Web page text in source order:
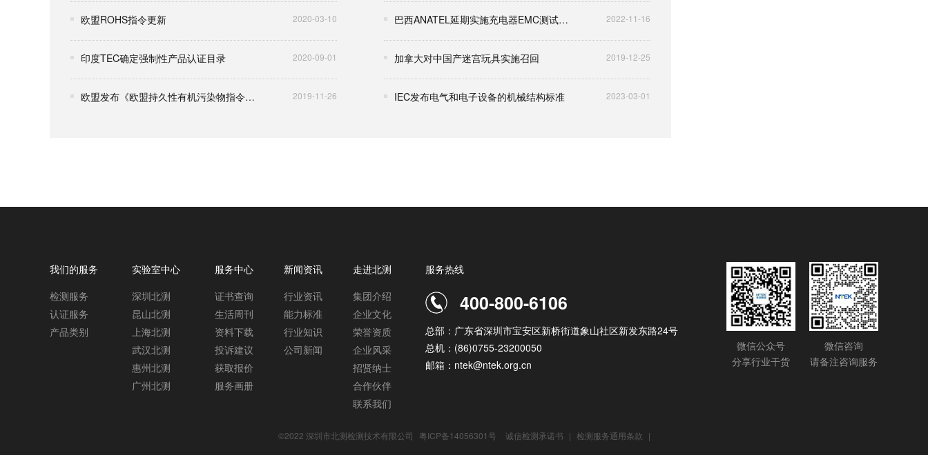
欧盟ROHS指令更新 2020-03-10 巴西ANATEL延期实施充电器EMC测试相关规定 2022-11-16
印度TEC确定强制性产品认证目录 2020-09-01 加拿大对中国产迷宫玩具实施召回 2019-12-25
欧盟发布《欧盟持久性有机污染物指令》的修订案 2019-11-26 IEC发布电气和电子设备的机械结构标准 2023-03-01
我们的服务
检测服务
认证服务
产品类别
实验室中心
深圳北测
昆山北测
上海北测
武汉北测
惠州北测
广州北测
服务中心
证书查询
生活周刊
资料下载
投诉建议
获取报价
服务画册
新闻资讯
行业资讯
能力标准
行业知识
公司新闻
走进北测
集团介绍
企业文化
荣誉资质
企业风采
招贤纳士
合作伙伴
联系我们
微信公众号
分享行业干货
微信咨询
请备注咨询服务
服务热线
400-800-6106
总部：广东省深圳市宝安区新桥街道象山社区新发东路24号
总机：(86)0755-23200050
邮箱：ntek@ntek.org.cn
©2022 深圳市北测检测技术有限公司 粤ICP备14056301号 诚信检测承诺书 | 检测服务通用条款 |